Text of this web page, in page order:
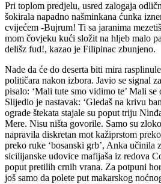
Pri toplom predjelu, usred zalogaja
šokirala napadno našminkana ćunka
cvijećem -Bujrum! Ti sa jaranima
mom čovjeku kući složit na hljeb malo
delišz fud!, kazao je Filipinac zbunjeno.
Nade da će do deserta biti mira
političara nakon izbora. Javio se signal
pisalo: ‘Mali tute smo vidimo te’ Mali
Slijedio je nastavak: ‘Gledaš na krivu
ograde štekata stajale su poput triju
Mere. Nisu ništa govorile. Samo su
napravila diskretan mot kažiprstom
preko ruke ‘bosanski grb’, Anka učinila
sicilijanske udovice mafijaša iz redova
poput pretilih crnih vrana. Za potpuni
još samo da polete put makarskog